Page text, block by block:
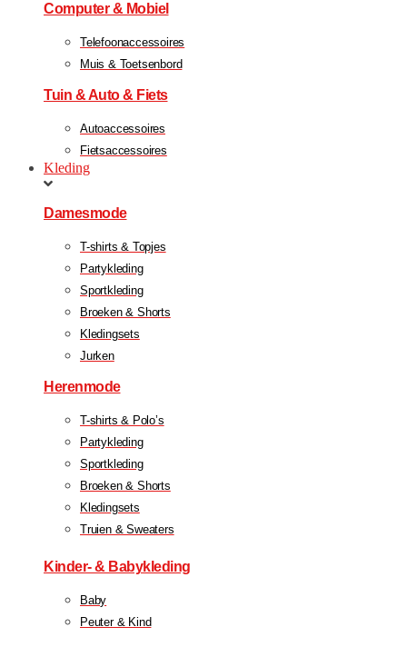
Computer & Mobiel
Telefoonaccessoires
Muis & Toetsenbord
Tuin & Auto & Fiets
Autoaccessoires
Fietsaccessoires
Kleding
Damesmode
T-shirts & Topjes
Partykleding
Sportkleding
Broeken & Shorts
Kledingsets
Jurken
Herenmode
T-shirts & Polo’s
Partykleding
Sportkleding
Broeken & Shorts
Kledingsets
Truien & Sweaters
Kinder- & Babykleding
Baby
Peuter & Kind